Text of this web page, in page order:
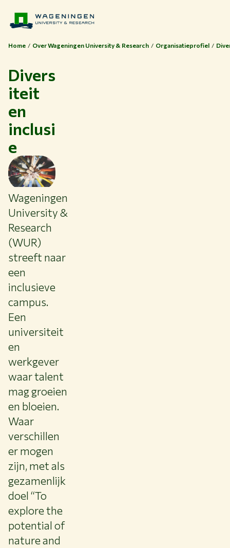
Thema's
Samenwerken met WUR
Over WUR
NIEUWS & ACHTERGRONDEN
WERKEN BIJ WUR
CONTACT
NL
Home Over Wageningen University & Research Organisatieprofiel
Divers
iteit
en
inclusi
e
Wageningen
University &
Research
(WUR)
streeft naar
een
inclusieve
campus.
Een
universiteit
en
werkgever
waar talent
mag groeien
en bloeien.
Waar
verschillen
er mogen
zijn, met als
gezamenlijk
doel “To
explore the
potential of
nature and